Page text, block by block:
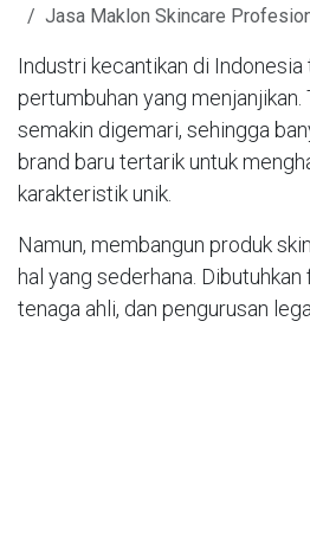
Jasa Maklon Skincare
Industri kecantikan di Indonesia
pertumbuhan yang menjanjikan.
semakin digemari, sehingga
brand baru tertarik untuk
karakteristik unik.
Namun, membangun produk
hal yang sederhana.
tenaga ahli, dan pengurusan